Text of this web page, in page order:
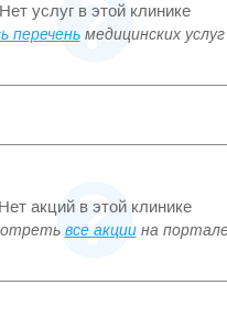
Нет услуг в этой клинике
переченьмедицинских
Нет акций в этой клинике
все акциина